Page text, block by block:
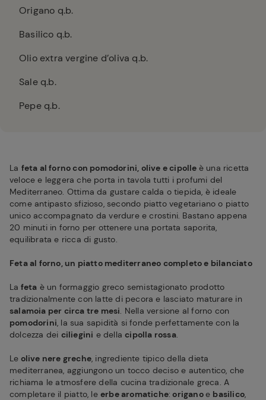
Origano q.b.
Basilico q.b.
Olio extra vergine d’oliva q.b.
Sale q.b.
Pepe q.b.
La feta al forno con pomodorini, olive e cipolle è una ricetta
veloce e leggera che porta in tavola tutti i profumi del
Mediterraneo. Ottima da gustare calda o tiepida, è ideale
come antipasto sfizioso, secondo piatto vegetariano o piatto
unico accompagnato da verdure e crostini. Bastano appena
20 minuti in forno per ottenere una portata saporita,
equilibrata e ricca di gusto.
Feta al forno, un piatto mediterraneo completo e bilanciato
La feta è un formaggio greco semistagionato prodotto
tradizionalmente con latte di pecora e lasciato maturare in
salamoia per circa tre mesi. Nella versione al forno con
pomodorini, la sua sapidità si fonde perfettamente con la
dolcezza dei ciliegini e dellacipolla rossa.
Le olive nere greche, ingrediente tipico della dieta
mediterranea, aggiungono un tocco deciso e autentico, che
richiama le atmosfere della cucina tradizionale greca. A
completare il piatto, le erbe aromatiche: origanoe basilico,